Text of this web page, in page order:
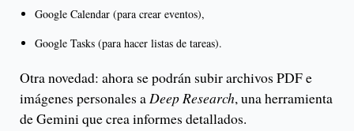
Google Calendar (para crear eventos),
Google Tasks (para hacer listas de tareas).
Otra novedad: ahora se podrán subir archivos PDF e
imágenes personales aDeep Research, una herramienta
de Gemini que crea informes detallados.